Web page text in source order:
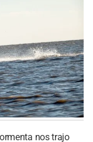
nos trajo